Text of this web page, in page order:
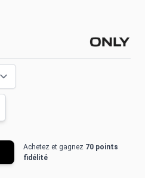
Achetez et gagnez 70 points
fidélité